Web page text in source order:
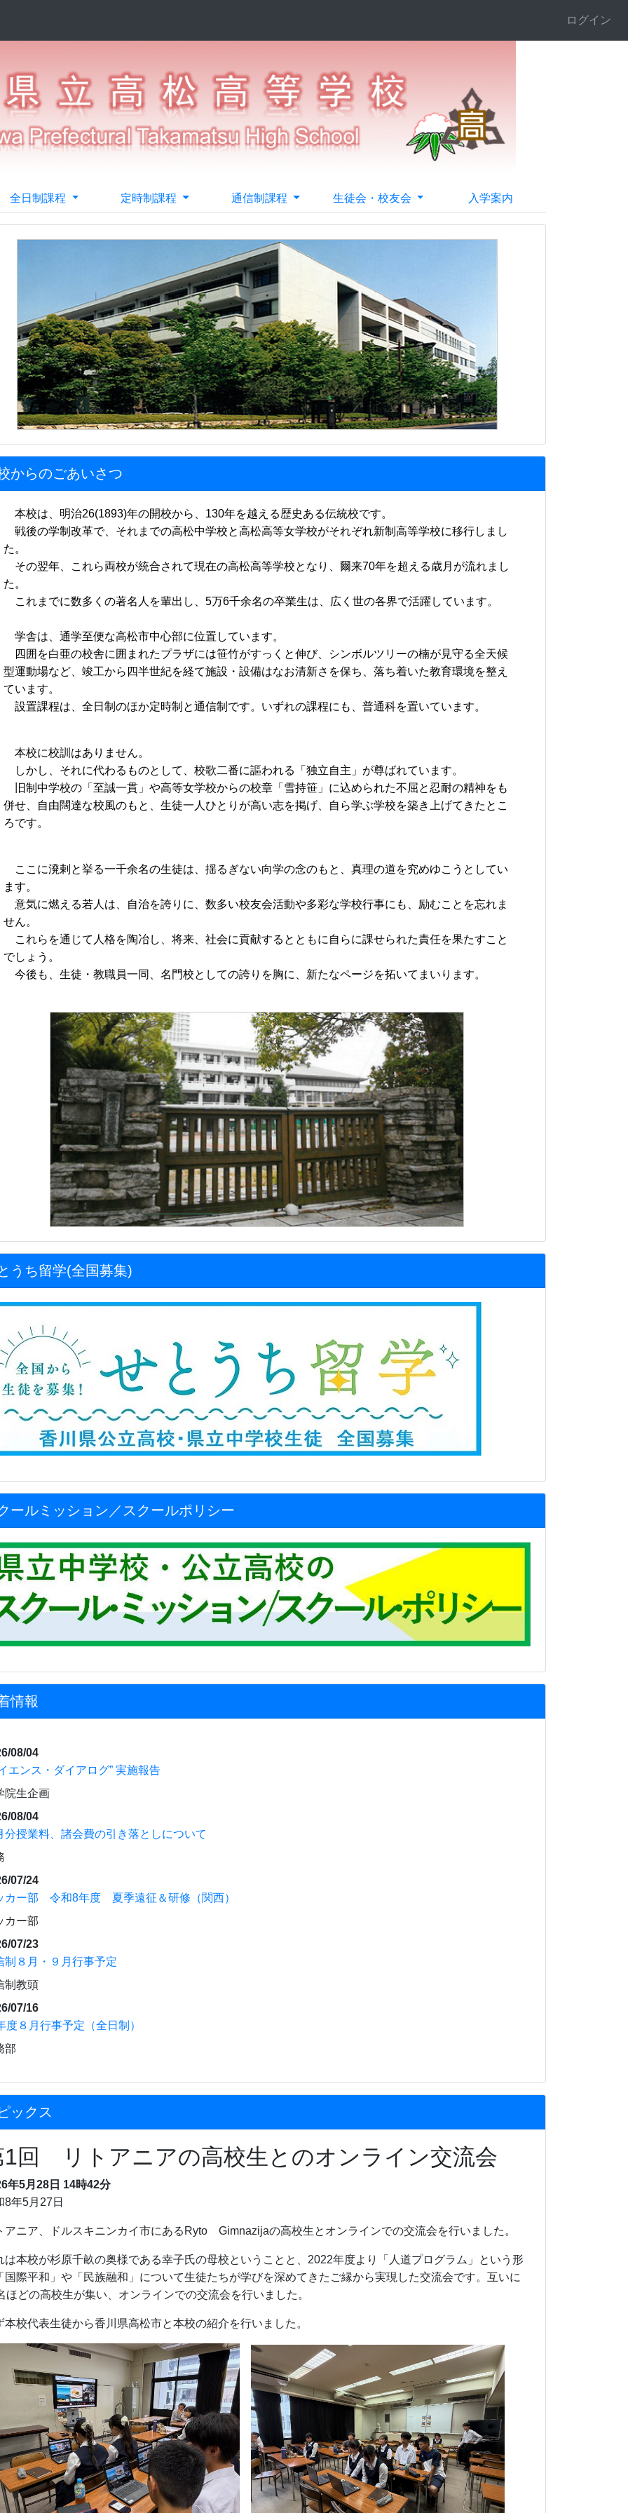
ログイン
全日制課程 定時制課程 通信制課程 生徒会・校友会 入学案内
からのごあいさつ
本校は、明治26(1893)年の開校から、130年を越える歴史ある伝統校です。
戦後の学制改革で、それまでの高松中学校と高松高等女学校がそれぞれ新制高等学校に移行しまし
た。
その翌年、これら両校が統合されて現在の高松高等学校となり、爾来70年を超える歳月が流れまし
た。
これまでに数多くの著名人を輩出し、5万6千余名の卒業生は、広く世の各界で活躍しています。
学舎は、通学至便な高松市中心部に位置しています。
四囲を白亜の校舎に囲まれたプラザには笹竹がすっくと伸び、シンボルツリーの楠が見守る全天候
型運動場など、竣工から四半世紀を経て施設・設備はなお清新さを保ち、落ち着いた教育環境を整え
ています。
設置課程は、全日制のほか定時制と通信制です。いずれの課程にも、普通科を置いています。
本校に校訓はありません。
しかし、それに代わるものとして、校歌二番に謳われる「独立自主」が尊ばれています。
旧制中学校の「至誠一貫」や高等女学校からの校章「雪持笹」に込められた不屈と忍耐の精神をも
併せ、自由闊達な校風のもと、生徒一人ひとりが高い志を掲げ、自ら学ぶ学校を築き上げてきたとこ
ろです。
ここに溌剌と挙る一千余名の生徒は、揺るぎない向学の念のもと、真理の道を究めゆこうとしてい
ます。
意気に燃える若人は、自治を誇りに、数多い校友会活動や多彩な学校行事にも、励むことを忘れま
せん。
これらを通じて人格を陶冶し、将来、社会に貢献するとともに自らに課せられた責任を果たすこと
でしょう。
今後も、生徒・教職員一同、名門校としての誇りを胸に、新たなページを拓いてまいります。
うち留学(全国募集)
ールミッション／スクールポリシー
情報
08/04
エンス・ダイアログ” 実施報告
院生企画
08/04
分授業料、諸会費の引き落としについて
07/24
カー部 令和8年度 夏季遠征＆研修（関西）
カー部
07/23
制８月・９月行事予定
制教頭
07/16
度８月行事予定（全日制）
部
ックス
1回 リトアニアの高校生とのオンライン交流会
年5月28日 14時42分
8年5月27日
アニア、ドルスキニンカイ市にあるRyto Gimnazijaの高校生とオンラインでの交流会を行いました。
は本校が杉原千畝の奥様である幸子氏の母校ということと、2022年度より「人道プログラム」という形
国際平和」や「民族融和」について生徒たちが学びを深めてきたご縁から実現した交流会です。互いに
ほどの高校生が集い、オンラインでの交流会を行いました。
本校代表生徒から香川県高松市と本校の紹介を行いました。